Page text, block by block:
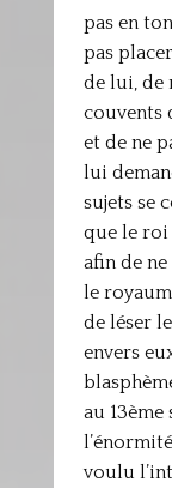
pas en
pas
de lui, de
couvents
et de ne
lui
sujets se
que le roi
afin de
le
de léser
envers
au
voulu